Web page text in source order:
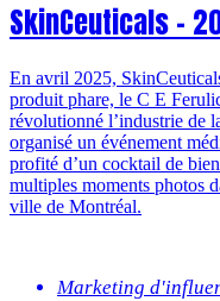
SkinCeuticals –
En avril 2025,
produit phare, le C E
révolutionné l’industrie de
organisé un événement
profité d’un cocktail de
multiples moments photos
ville de Montréal.
Marketing